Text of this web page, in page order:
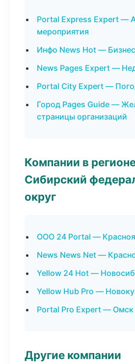
Portal Express Expert —
мероприятия
Инфо News Hot —
News Pages Expert —
Portal City Expert —
Город Pages Guide —
страницы организаций
Компании в
Сибирский
округ
ООО 24 Portal —
News News Net —
Yellow 24 Hot —
Yellow Hub Pro —
Portal Pro Expert — Омск
Другие компании